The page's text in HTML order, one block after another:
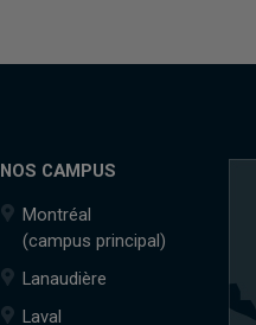
NOS CAMPUS
Montréal
(campus principal)
Lanaudière
Laval